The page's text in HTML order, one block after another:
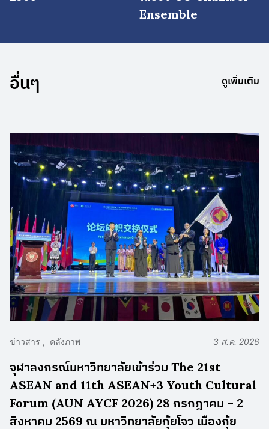
Ensemble
อื่นๆ ดูเพิ่มเติม
ข่าวสาร คลังภาพ 3 ส.ค. 2026
จุฬาลงกรณ์มหาวิทยาลัยเข้าร่วม The 21st
ASEAN and 11th ASEAN+3 Youth Cultural
Forum (AUN AYCF 2026) 28 กรกฎาคม – 2
สิงหาคม 2569 ณ มหาวิทยาลัยกุ้ยโจว เมืองกุ้ย